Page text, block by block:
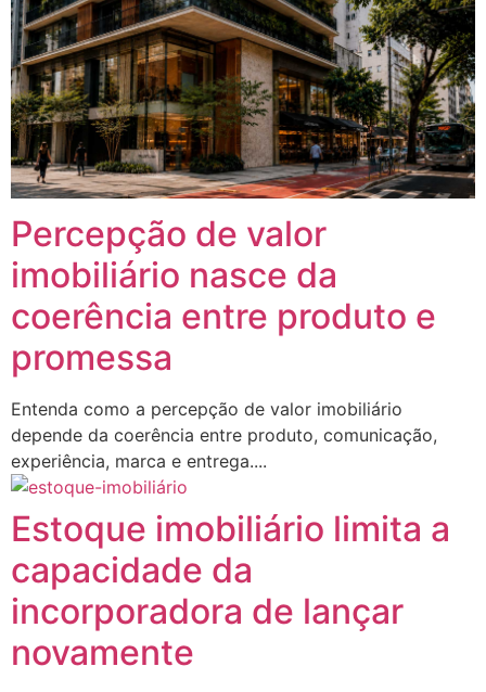
Percepção de valor
imobiliário nasce da
coerência entre produto e
promessa
Entenda como a percepção de valor imobiliário
depende da coerência entre produto, comunicação,
experiência, marca e entrega....
Estoque imobiliário limita a
capacidade da
incorporadora de lançar
novamente